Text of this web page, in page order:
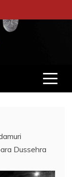
Dussehra